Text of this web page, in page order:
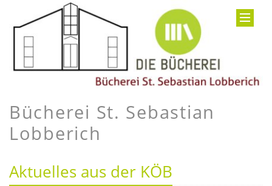
Bücherei St. Sebastian
Lobberich
Aktuelles aus der KÖB